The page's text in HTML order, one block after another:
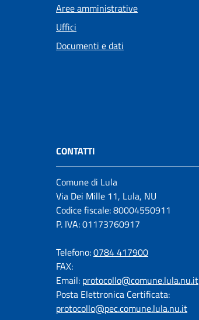
Aree amministrative
Uffici
Documenti e dati
CONTATTI
Comune di Lula
Via Dei Mille 11, Lula, NU
Codice fiscale: 80004550911
P. IVA: 01173760917
Telefono:0784 417900
FAX:
Email: protocollo@comune.lula.nu.it
Posta Elettronica Certificata:
protocollo@pec.comune.lula.nu.it